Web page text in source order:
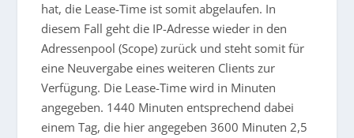
hat, die Lease-Time ist somit abgelaufen. In
diesem Fall geht die IP-Adresse wieder in den
Adressenpool (Scope) zurück und steht somit für
eine Neuvergabe eines weiteren Clients zur
Verfügung. Die Lease-Time wird in Minuten
angegeben. 1440 Minuten entsprechend dabei
einem Tag, die hier angegeben 3600 Minuten 2,5